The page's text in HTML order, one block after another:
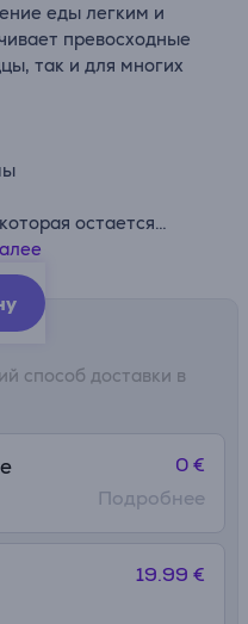
еды легким и
превосходные
так и для многих
остается
способ доставки в
0 €
Подробнее
19.99 €